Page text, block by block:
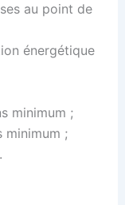
au point de
énergétique
minimum ;
minimum ;